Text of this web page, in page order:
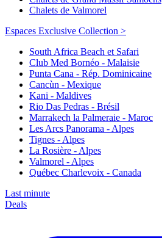
Chalets de Valmorel
Espaces Exclusive Collection >
South Africa Beach et Safari
Club Med Bornéo - Malaisie
Punta Cana - Rép. Dominicaine
Cancùn - Mexique
Kani - Maldives
Rio Das Pedras - Brésil
Marrakech la Palmeraie - Maroc
Les Arcs Panorama - Alpes
Tignes - Alpes
La Rosière - Alpes
Valmorel - Alpes
Québec Charlevoix - Canada
Last minute
Deals